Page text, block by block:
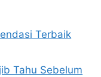
Terbaik
Tahu Sebelum